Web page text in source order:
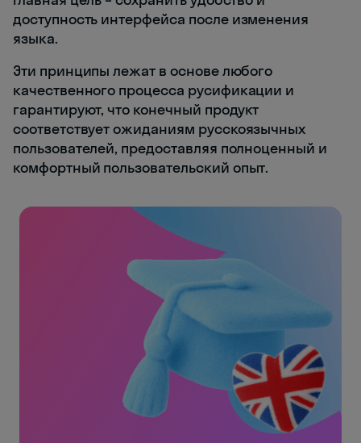
доступность интерфейса после изменения
языка.
Эти принципы лежат в основе любого
качественного процесса русификации и
гарантируют, что конечный продукт
соответствует ожиданиям русскоязычных
пользователей, предоставляя полноценный и
комфортный пользовательский опыт.